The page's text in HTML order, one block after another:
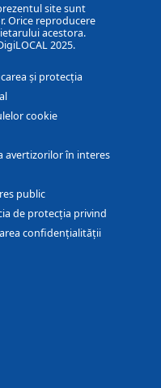
site sunt
Orice reproducere
acestora.
2025.
și protecția
cookie
avertizorilor în interes
public
de protecția privind
confidențialității